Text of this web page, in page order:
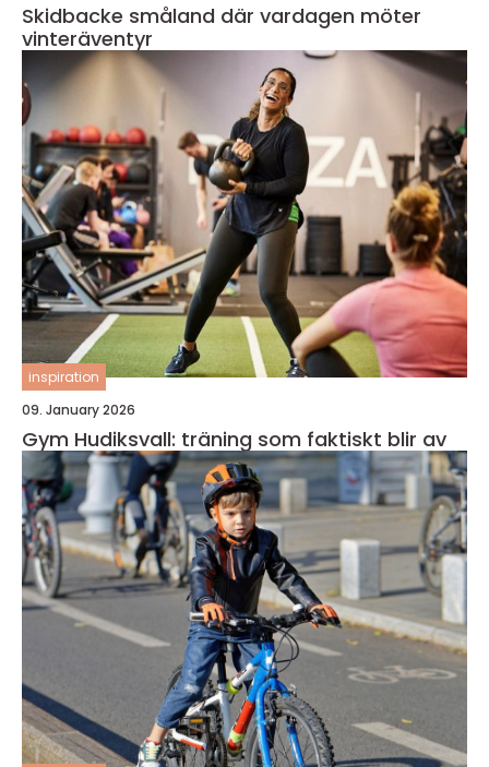
Skidbacke småland där vardagen möter
vinteräventyr
inspiration
09. January 2026
Gym Hudiksvall: träning som faktiskt blir av